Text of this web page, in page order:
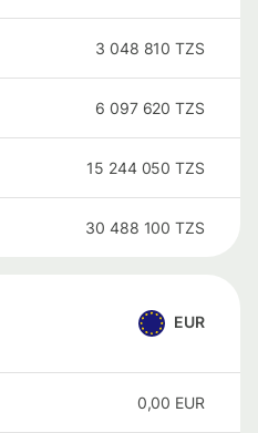
3 048 810 TZS
6 097 620 TZS
15 244 050 TZS
30 488 100 TZS
EUR
0,00 EUR